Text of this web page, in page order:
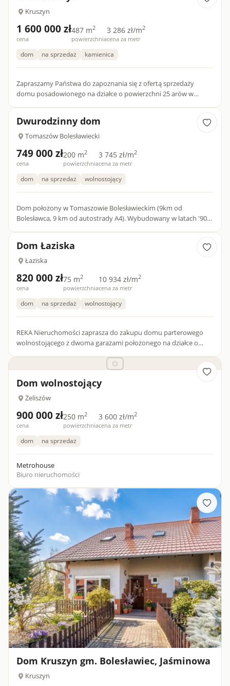
Kruszyn
1 600 000 zł
cena
487 m2
powierzchnia
3 286 zł/m2
cena za metr
dom na sprzedaż kamienica
Zapraszamy Państwa do zapoznania się z ofertą sprzedaży
domu posadowionego na działce o powierzchni 25 arów w
Dwurodzinny dom
Tomaszów Bolesławiecki
749 000 zł
cena
200 m2
powierzchnia
3 745 zł/m2
cena za metr
dom na sprzedaż wolnostojący
Dom położony w Tomaszowie Bolesławieckim (9km od
Bolesławca, 9 km od autostrady A4). Wybudowany w latach '90
Dom Łaziska
Łaziska
820 000 zł
cena
75 m2
powierzchnia
10 934 zł/m2
cena za metr
dom na sprzedaż wolnostojący
REKA Nieruchomości zaprasza do zakupu domu parterowego
wolnostojącego z dwoma garażami położonego na działce o
Dom wolnostojący
Żeliszów
900 000 zł
cena
250 m2
powierzchnia
3 600 zł/m2
cena za metr
dom na sprzedaż
Metrohouse
Biuro nieruchomości
Dom Kruszyn gm. Bolesławiec, Jaśminowa
Kruszyn